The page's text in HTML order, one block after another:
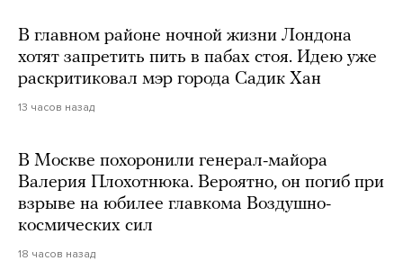
В главном районе ночной жизни Лондона
хотят запретить пить в пабах стоя. Идею уже
раскритиковал мэр города Садик Хан
13 часов назад
В Москве похоронили генерал-майора
Валерия Плохотнюка. Вероятно, он погиб при
взрыве на юбилее главкома Воздушно-
космических сил
18 часов назад